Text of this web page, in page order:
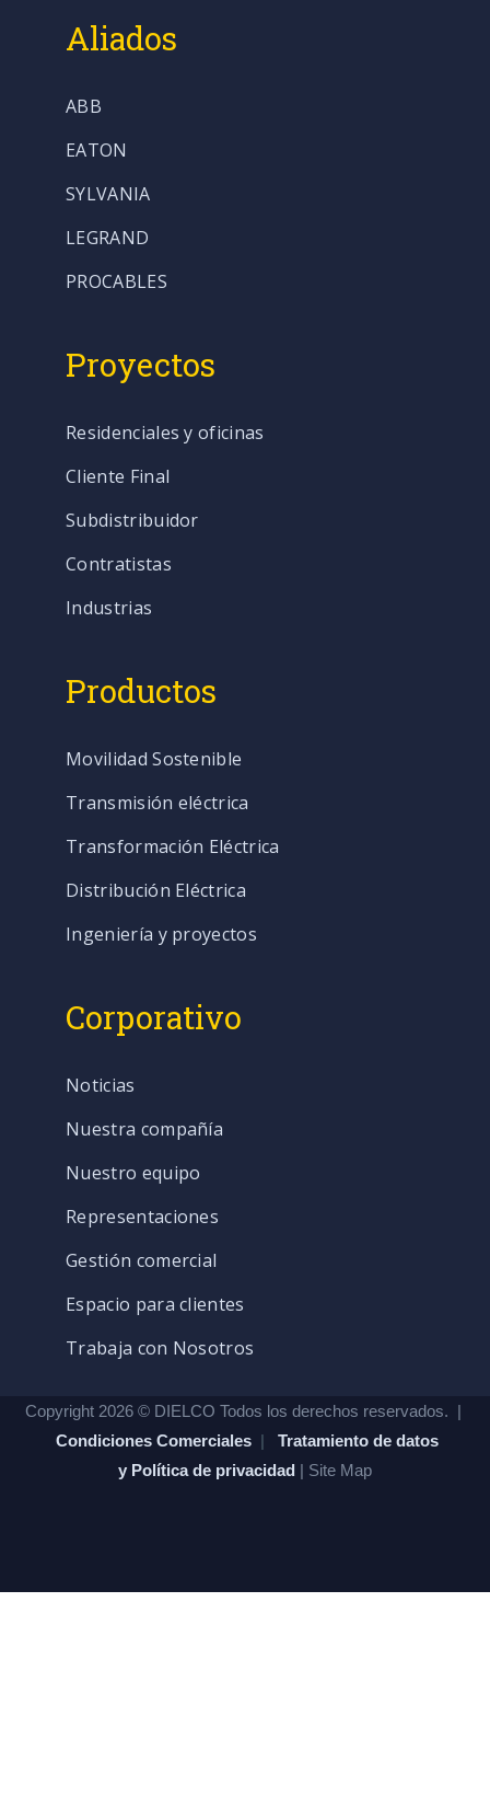
Aliados
ABB
EATON
SYLVANIA
LEGRAND
PROCABLES
Proyectos
Residenciales y oficinas
Cliente Final
Subdistribuidor
Contratistas
Industrias
Productos
Movilidad Sostenible
Transmisión eléctrica
Transformación Eléctrica
Distribución Eléctrica
Ingeniería y proyectos
Corporativo
Noticias
Nuestra compañía
Nuestro equipo
Representaciones
Gestión comercial
Espacio para clientes
Trabaja con Nosotros
Copyright 2026 © DIELCO Todos los derechos reservados. |
Condiciones Comerciales | Tratamiento de datos
y Política de privacidad | Site Map